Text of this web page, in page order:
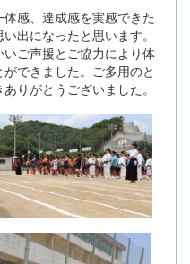
感、達成感を実感できた
出になったと思います。
ご声援とご協力により体
できました。ご多用のと
りがとうございました。